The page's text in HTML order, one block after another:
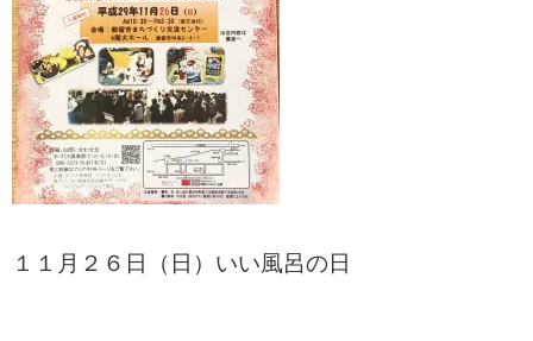
１１月２６日（日）いい風呂の日